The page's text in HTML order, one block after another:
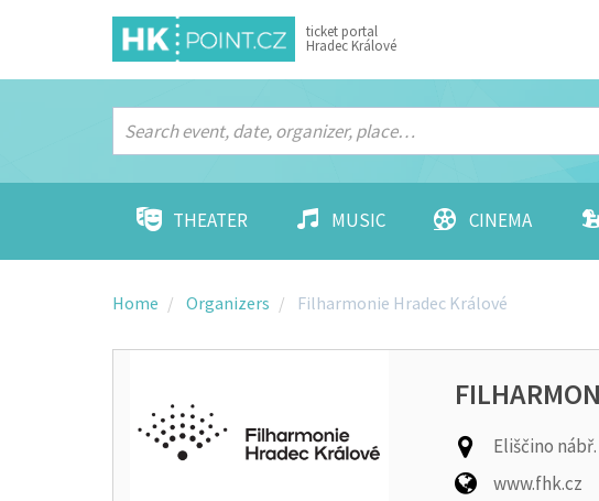
ticket portal
Hradec Králové
THEATER MUSIC CINEMA
Home Organizers Filharmonie Hradec Králové
Eliščino
www.fhk.cz